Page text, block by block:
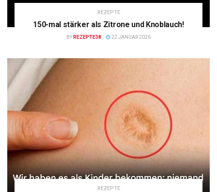
REZEPTE
150-mal stärker als Zitrone und Knoblauch!
BY REZEPTE38 22 JANUAR 2026
REZEPTE